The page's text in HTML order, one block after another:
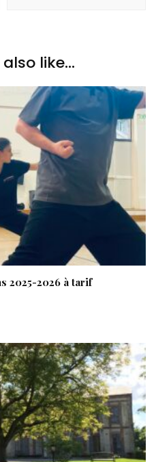
like...
2025-2026 à tarif